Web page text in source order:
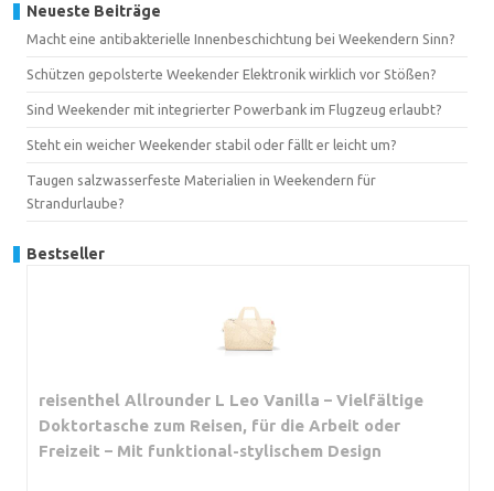
Neueste Beiträge
Macht eine antibakterielle Innenbeschichtung bei Weekendern Sinn?
Schützen gepolsterte Weekender Elektronik wirklich vor Stößen?
Sind Weekender mit integrierter Powerbank im Flugzeug erlaubt?
Steht ein weicher Weekender stabil oder fällt er leicht um?
Taugen salzwasserfeste Materialien in Weekendern für
Strandurlaube?
Bestseller
reisenthel Allrounder L Leo Vanilla – Vielfältige
Doktortasche zum Reisen, für die Arbeit oder
Freizeit – Mit funktional-stylischem Design